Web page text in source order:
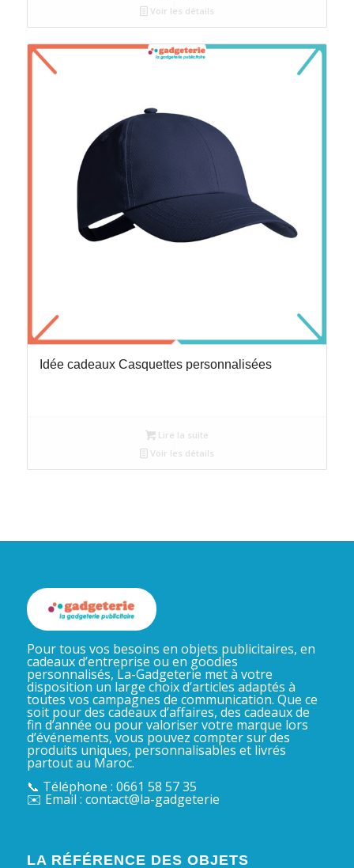
Voir les détails
Idée cadeaux Casquettes personnalisées
Lire la suite
Voir les détails
Pour tous vos besoins en objets publicitaires, en
cadeaux d’entreprise ou en goodies
personnalisés, La-Gadgeterie met à votre
disposition un large choix d’articles adaptés à
toutes vos campagnes de communication. Que ce
soit pour des cadeaux d’affaires, des cadeaux de
fin d’année ou pour valoriser votre marque lors
d’événements, vous pouvez compter sur des
produits uniques, personnalisables et livrés
partout au Maroc.
📞 Téléphone : 0661 58 57 35
✉️ Email : contact@la-gadgeterie
LA RÉFÉRENCE DES OBJETS